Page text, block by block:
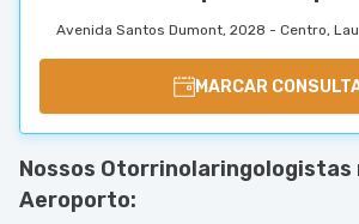
Avenida Santos Dumont, 2028 - Centro,
MARCAR
Nossos Otorrinolaringologistas
Aeroporto: